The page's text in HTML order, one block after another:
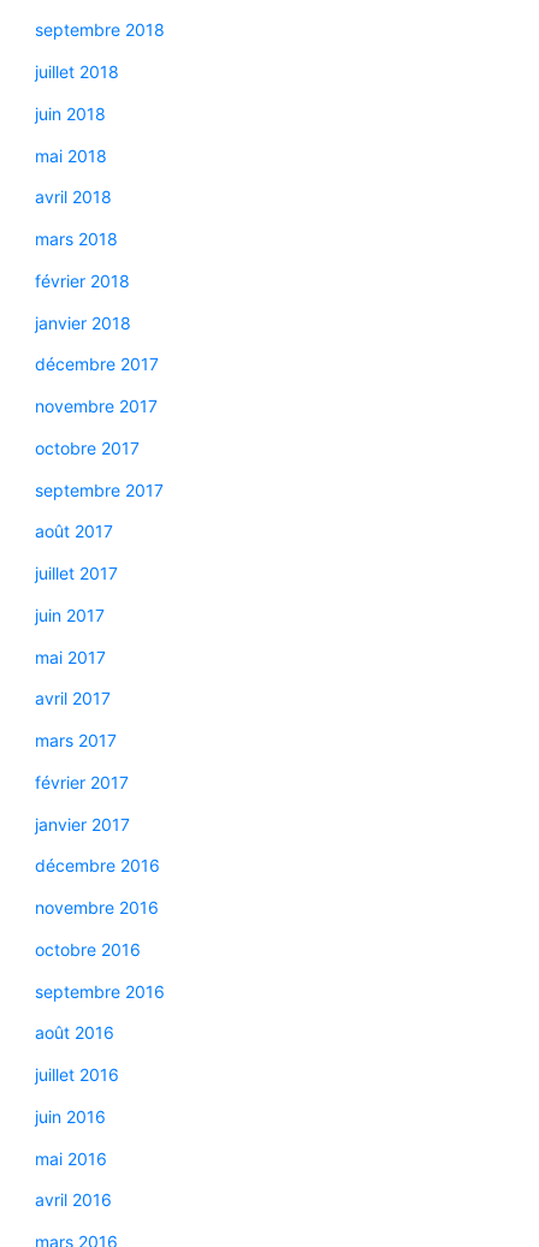
septembre 2018
juillet 2018
juin 2018
mai 2018
avril 2018
mars 2018
février 2018
janvier 2018
décembre 2017
novembre 2017
octobre 2017
septembre 2017
août 2017
juillet 2017
juin 2017
mai 2017
avril 2017
mars 2017
février 2017
janvier 2017
décembre 2016
novembre 2016
octobre 2016
septembre 2016
août 2016
juillet 2016
juin 2016
mai 2016
avril 2016
mars 2016